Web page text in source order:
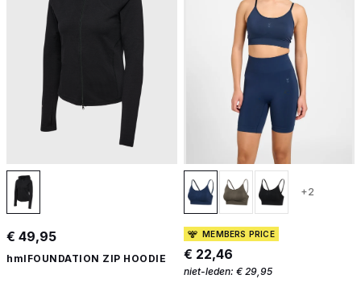
€ 49,95
hmlFOUNDATION ZIP HOODIE
+2
MEMBERS PRICE
€ 22,46
niet-leden: € 29,95